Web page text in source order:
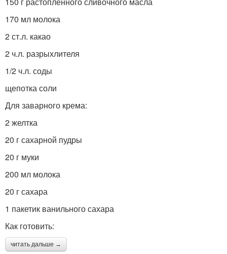
170 мл молока
2 ст.л. какао
2 ч.л. разрыхлителя
1/2 ч.л. соды
щепотка соли
Для заварного крема:
2 желтка
20 г сахарной пудры
20 г муки
200 мл молока
20 г сахара
1 пакетик ванильного сахара
Как готовить:
читать дальше →